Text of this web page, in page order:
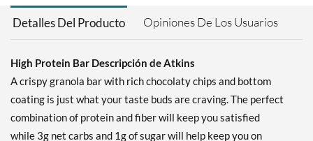
Precio de venta: C$31.01
Guardar 41%
Agregar al carrito »
Chocolate Peanut Butter 4
Detalles Del Producto Opiniones De Los Usuarios
High Protein Bar Descripción de Atkins
A crispy granola bar with rich chocolaty chips and bottom
coating is just what your taste buds are craving. The perfect
combination of protein and fiber will keep you satisfied
while 3g net carbs and 1g of sugar will help keep you on